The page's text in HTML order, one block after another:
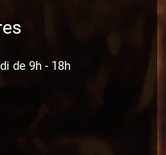
de 9h - 18h